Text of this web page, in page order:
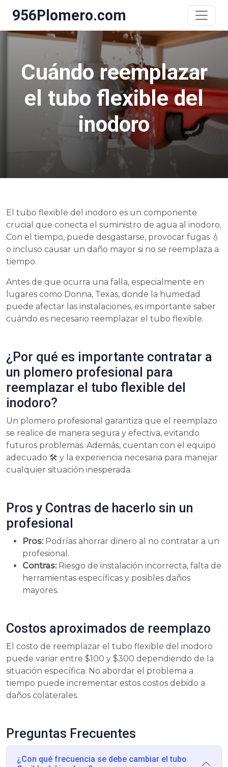
956Plomero.com
Cuándo reemplazar
el tubo flexible del
inodoro
El tubo flexible del inodoro es un componente
crucial que conecta el suministro de agua al inodoro.
Con el tiempo, puede desgastarse, provocar fugas 💧
o incluso causar un daño mayor si no se reemplaza a
tiempo.
Antes de que ocurra una falla, especialmente en
lugares como Donna, Texas, donde la humedad
puede afectar las instalaciones, es importante saber
cuándo es necesario reemplazar el tubo flexible.
¿Por qué es importante contratar a
un plomero profesional para
reemplazar el tubo flexible del
inodoro?
Un plomero profesional garantiza que el reemplazo
se realice de manera segura y efectiva, evitando
futuros problemas. Además, cuentan con el equipo
adecuado 🛠 y la experiencia necesaria para manejar
cualquier situación inesperada.
Pros y Contras de hacerlo sin un
profesional
Pros:Podrías ahorrar dinero al no contratar a un
profesional.
Contras:Riesgo de instalación incorrecta, falta de
herramientas específicas y posibles daños
mayores.
Costos aproximados de reemplazo
El costo de reemplazar el tubo flexible del inodoro
puede variar entre $100 y $300 dependiendo de la
situación específica. No abordar el problema a
tiempo puede incrementar estos costos debido a
daños colaterales.
Preguntas Frecuentes
¿Con qué frecuencia se debe cambiar el tubo